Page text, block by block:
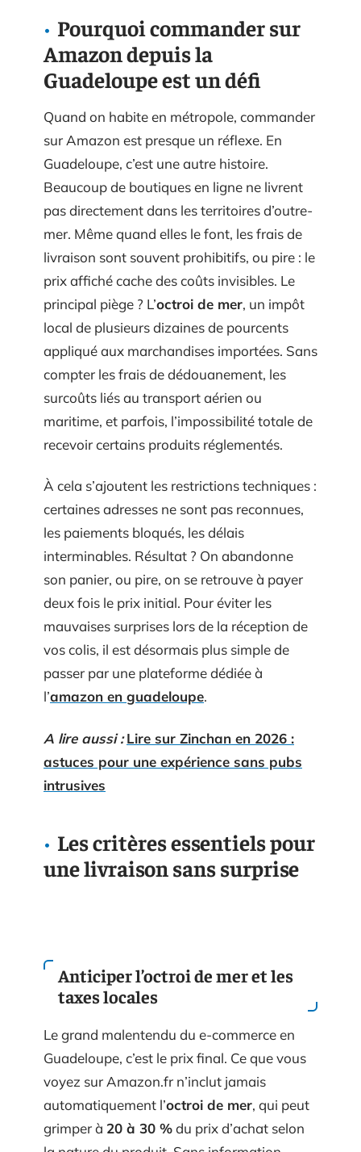
Pourquoi commander sur
Amazon depuis la
Guadeloupe est un défi
Quand on habite en métropole, commander
sur Amazon est presque un réflexe. En
Guadeloupe, c’est une autre histoire.
Beaucoup de boutiques en ligne ne livrent
pas directement dans les territoires d’outre-
mer. Même quand elles le font, les frais de
livraison sont souvent prohibitifs, ou pire : le
prix affiché cache des coûts invisibles. Le
principal piège ? L’octroi de mer, un impôt
local de plusieurs dizaines de pourcents
appliqué aux marchandises importées. Sans
compter les frais de dédouanement, les
surcoûts liés au transport aérien ou
maritime, et parfois, l’impossibilité totale de
recevoir certains produits réglementés.
À cela s’ajoutent les restrictions techniques :
certaines adresses ne sont pas reconnues,
les paiements bloqués, les délais
interminables. Résultat ? On abandonne
son panier, ou pire, on se retrouve à payer
deux fois le prix initial. Pour éviter les
mauvaises surprises lors de la réception de
vos colis, il est désormais plus simple de
passer par une plateforme dédiée à
l’amazon en guadeloupe.
A lire aussi : Lire sur Zinchan en 2026 :
astuces pour une expérience sans pubs
intrusives
Les critères essentiels pour
une livraison sans surprise
Anticiper l’octroi de mer et les
taxes locales
Le grand malentendu du e-commerce en
Guadeloupe, c’est le prix final. Ce que vous
voyez sur Amazon.fr n’inclut jamais
automatiquement l’octroi de mer, qui peut
grimper à 20 à 30 %du prix d’achat selon